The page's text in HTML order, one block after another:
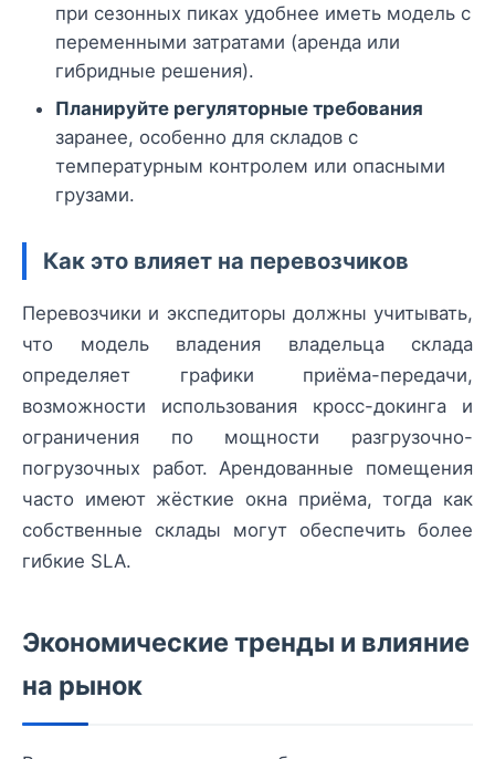
при сезонных пиках удобнее иметь модель с
переменными затратами (аренда или
гибридные решения).
Планируйте регуляторные требования
заранее, особенно для складов с
температурным контролем или опасными
грузами.
Как это влияет на перевозчиков
Перевозчики и экспедиторы должны учитывать,
что модель владения владельца склада
определяет графики приёма-передачи,
возможности использования кросс-докинга и
ограничения по мощности разгрузочно-
погрузочных работ. Арендованные помещения
часто имеют жёсткие окна приёма, тогда как
собственные склады могут обеспечить более
гибкие SLA.
Экономические тренды и влияние
на рынок